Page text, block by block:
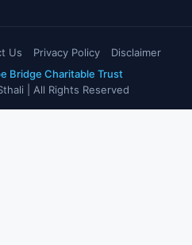
Us Privacy Policy
Disclaimer
Bridge Charitable Trust
| All Rights Reserved